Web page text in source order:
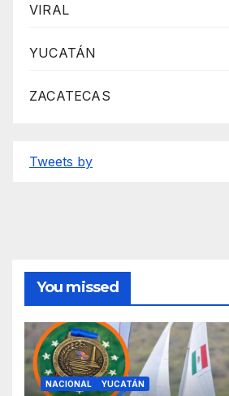
VIRAL
YUCATÁN
ZACATECAS
Tweets by
You missed
NACIONAL YUCATÁN